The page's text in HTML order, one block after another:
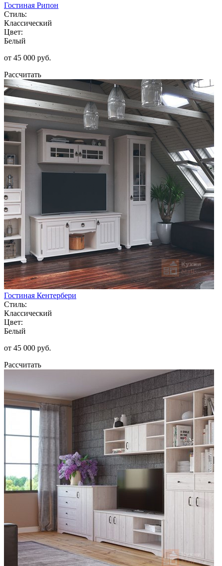
Гостиная Рипон
Стиль:
Классический
Цвет:
Белый
от 45 000 руб.
Рассчитать
Гостиная Кентербери
Стиль:
Классический
Цвет:
Белый
от 45 000 руб.
Рассчитать